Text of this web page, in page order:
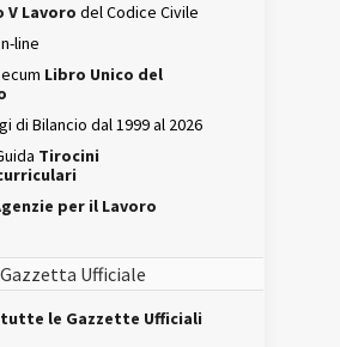
V Lavoro del Codice Civile
line
Libro Unico del
di Bilancio dal 1999 al 2026
Tirocini
per il Lavoro
Gazzetta Ufficiale
le Gazzette Ufficiali